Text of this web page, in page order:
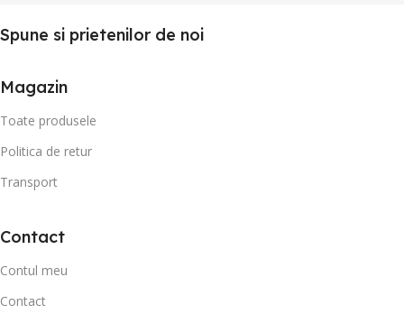
Spune si prietenilor de noi
Magazin
Toate produsele
Politica de retur
Transport
Contact
Contul meu
Contact